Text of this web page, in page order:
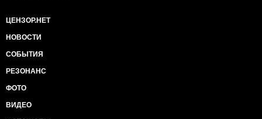
ЦЕНЗОР.НЕТ
НОВОСТИ
СОБЫТИЯ
РЕЗОНАНС
ФОТО
ВИДЕО